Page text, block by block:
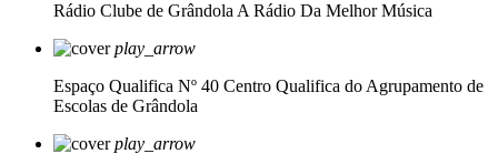
Rádio Clube de Grândola A Rádio Da Melhor Música
play_arrow
Espaço Qualifica Nº 40 Centro Qualifica do Agrupamento de
Escolas de Grândola
play_arrow